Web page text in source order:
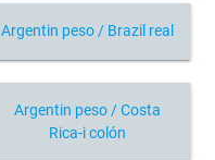
Argentin peso / Brazil real
Argentin peso / Costa
Rica-i colón